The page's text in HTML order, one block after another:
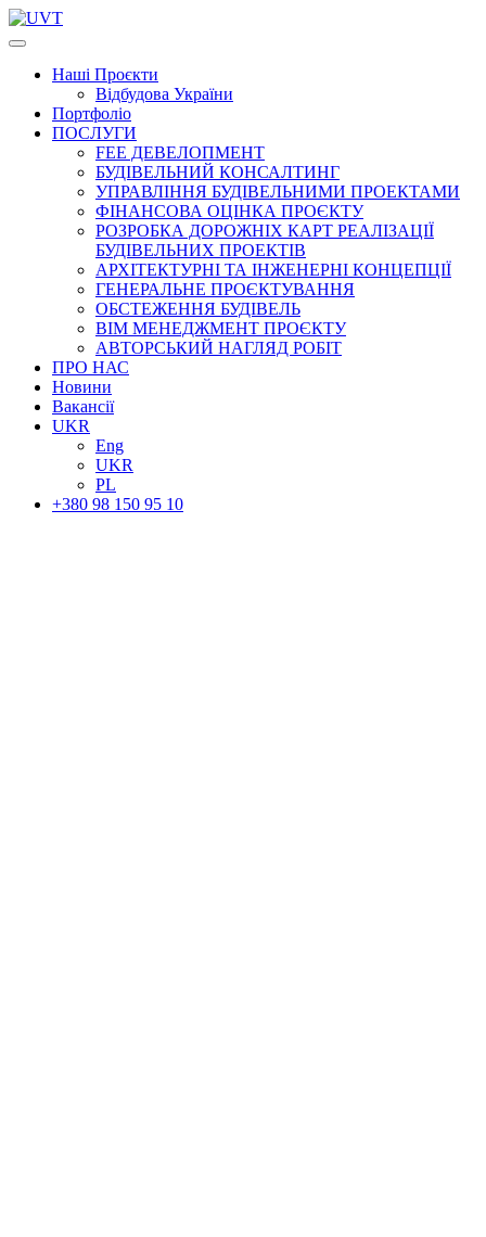
Наші Проєкти
Відбудова України
Портфоліо
ПОСЛУГИ
FEE ДЕВЕЛОПМЕНТ
БУДІВЕЛЬНИЙ КОНСАЛТИНГ
УПРАВЛІННЯ БУДІВЕЛЬНИМИ ПРОЕКТАМИ
ФІНАНСОВА ОЦІНКА ПРОЄКТУ
РОЗРОБКА ДОРОЖНІХ КАРТ РЕАЛІЗАЦІЇ
БУДІВЕЛЬНИХ ПРОЕКТІВ
АРХІТЕКТУРНІ ТА ІНЖЕНЕРНІ КОНЦЕПЦІЇ
ГЕНЕРАЛЬНЕ ПРОЄКТУВАННЯ
ОБСТЕЖЕННЯ БУДІВЕЛЬ
BIM МЕНЕДЖМЕНТ ПРОЄКТУ
АВТОРСЬКИЙ НАГЛЯД РОБІТ
ПРО НАС
Новини
Вакансії
UKR
Eng
UKR
PL
+380 98 150 95 10